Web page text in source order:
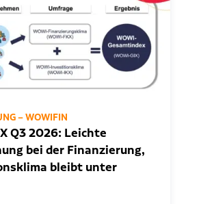
– WOWIFIN
Q3 2026: Leichte
bei der Finanzierung,
bleibt unter